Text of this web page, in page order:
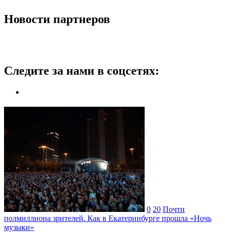
Новости партнеров
Следите за нами в соцсетях:
0 20 Почти
полмиллиона зрителей. Как в Екатеринбурге прошла «Ночь
музыки»